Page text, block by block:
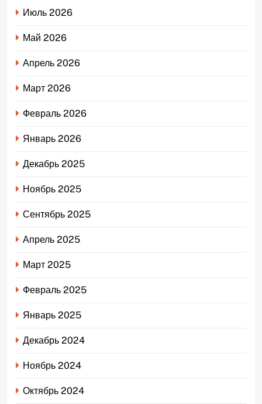
Июль 2026
Май 2026
Апрель 2026
Март 2026
Февраль 2026
Январь 2026
Декабрь 2025
Ноябрь 2025
Сентябрь 2025
Апрель 2025
Март 2025
Февраль 2025
Январь 2025
Декабрь 2024
Ноябрь 2024
Октябрь 2024